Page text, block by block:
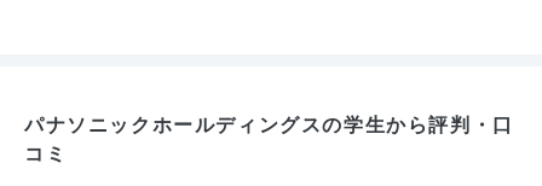
パナソニックホールディングスの学生から評判・口
コミ